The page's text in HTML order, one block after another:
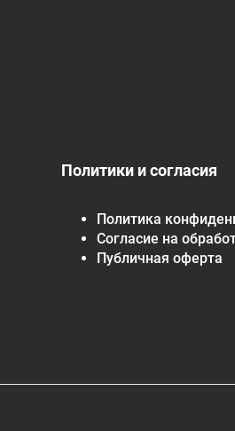
Политики и согласия
Политика
Согласие на
Публичная оферта